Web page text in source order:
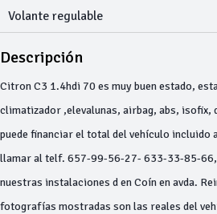
Volante regulable
Descripción
Citron C3 1.4hdi 70 es muy buen estado,
climatizador ,elevalunas, airbag, abs,
puede financiar el total del vehículo incluido
llamar al telf. 657-99-56-27- 633-33-85-66,
nuestras instalaciones d en Coín en avda.
fotografías mostradas son las reales del